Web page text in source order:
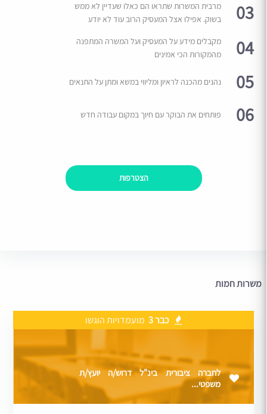
03
מרבית המשרות שתראו הם כאלו שעדיין לא ממש
בשוק. אפילו אצל המעסיק הרוב עוד לא יודע
04
מקבלים מידע על המעסיק ועל המשרה המתפנה
מהמקורות הכי אמינים
05 נהנים מהכנה לראיון ומליווי במשא ומתן על התנאים
06 פותחים את הבוקר עם חיוך במקום עבודה חדש
הצטרפות
משרות חמות
כבר 3 מועמדויות הוגשו
לחברה ציבורית בינ"ל דרוש/ה יועץ/ת
משפטי...